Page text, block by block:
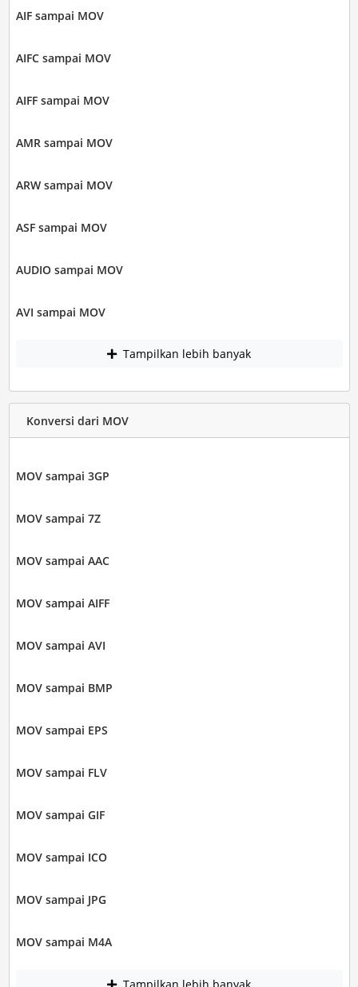
AIF sampai MOV
AIFC sampai MOV
AIFF sampai MOV
AMR sampai MOV
ARW sampai MOV
ASF sampai MOV
AUDIO sampai MOV
AVI sampai MOV
Tampilkan lebih banyak
Konversi dari MOV
MOV sampai 3GP
MOV sampai 7Z
MOV sampai AAC
MOV sampai AIFF
MOV sampai AVI
MOV sampai BMP
MOV sampai EPS
MOV sampai FLV
MOV sampai GIF
MOV sampai ICO
MOV sampai JPG
MOV sampai M4A
Tampilkan lebih banyak